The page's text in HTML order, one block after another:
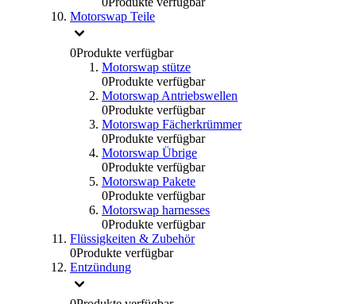
Motorswap Teile
0Produkte verfügbar
Motorswap stütze
0Produkte verfügbar
Motorswap Antriebswellen
0Produkte verfügbar
Motorswap Fächerkrümmer
0Produkte verfügbar
Motorswap Übrige
0Produkte verfügbar
Motorswap Pakete
0Produkte verfügbar
Motorswap harnesses
0Produkte verfügbar
Flüssigkeiten & Zubehör
0Produkte verfügbar
Entzündung